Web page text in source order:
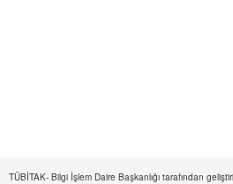
TÜBİTAK- Bilgi İşlem Daire Başkanlığı tarafından